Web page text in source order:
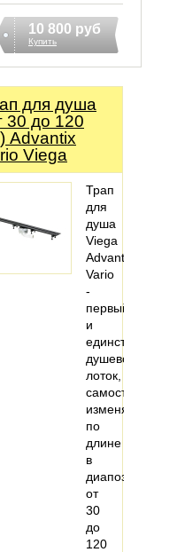
10 800 руб
Купить
для душа
30 до 120
Advantix
Viega
Трап
для
душа
Viega
Advantix
Vario
-
первый
и
единственный
душевой
лоток,
изменяемый
по
длине
в
диапозоне
от
30
до
120